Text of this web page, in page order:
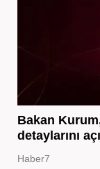
Bakan
detaylarını
Haber7